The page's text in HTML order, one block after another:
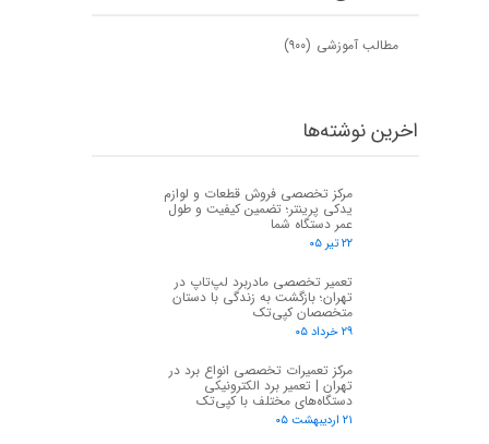
مطالب آموزشی (۹۰۰)
اخرین نوشته‌ها
مرکز تخصصی فروش قطعات و لوازم
یدکی پرینتر؛ تضمین کیفیت و طول
عمر دستگاه شما
۲۲ تیر ۰۵
تعمیر تخصصی مادربرد لپ‌تاپ در
تهران؛ بازگشت به زندگی با دستان
متخصصان کپی‌تک
۲۹ خرداد ۰۵
مرکز تعمیرات تخصصی انواع برد در
تهران | تعمیر برد الکترونیکی
دستگاه‌های مختلف با کپی‌تک
۲۱ اردیبهشت ۰۵